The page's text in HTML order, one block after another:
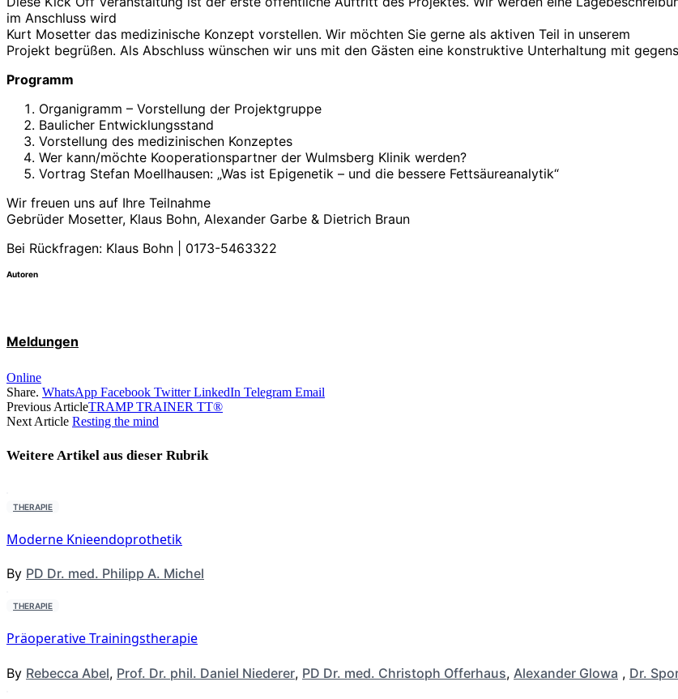
im Anschluss wird
Kurt Mosetter das medizinische Konzept vorstellen. Wir möchten Sie gerne als aktiven Teil in unserem
Projekt begrüßen. Als Abschluss wünschen wir uns mit den Gästen eine konstruktive Unterhaltung mit
Programm
Organigramm – Vorstellung der Projektgruppe
Baulicher Entwicklungsstand
Vorstellung des medizinischen Konzeptes
Wer kann/möchte Kooperationspartner der Wulmsberg Klinik werden?
Vortrag Stefan Moellhausen: „Was ist Epigenetik – und die bessere Fettsäureanalytik“
Wir freuen uns auf Ihre Teilnahme
Gebrüder Mosetter, Klaus Bohn, Alexander Garbe & Dietrich Braun
Bei Rückfragen: Klaus Bohn | 0173-5463322
Autoren
Meldungen
Online
Share. WhatsApp Facebook Twitter LinkedIn Telegram Email
Previous ArticleTRAMP TRAINER TT®
Next Article Resting the mind
Weitere Artikel aus dieser Rubrik
THERAPIE
Moderne Knieendoprothetik
By PD Dr. med. Philipp A. Michel
THERAPIE
Präoperative Trainingstherapie
By Rebecca Abel, Prof. Dr. phil. Daniel Niederer, PD Dr. med. Christoph Offerhaus, Alexander Glowa , Dr.